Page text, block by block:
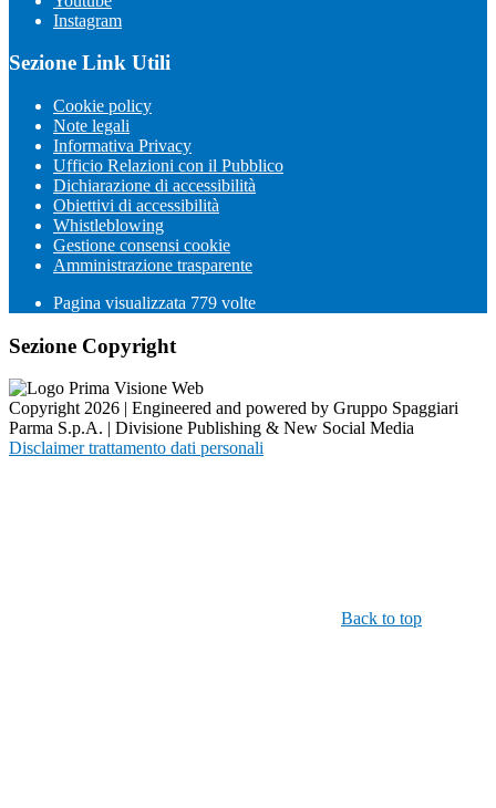
Instagram
Sezione Link Utili
Cookie policy
Note legali
Informativa Privacy
Ufficio Relazioni con il Pubblico
Dichiarazione di accessibilità
Obiettivi di accessibilità
Whistleblowing
Gestione consensi cookie
Amministrazione trasparente
Pagina visualizzata 779 volte
Sezione Copyright
Copyright 2026 | Engineered and powered by Gruppo Spaggiari
Parma S.p.A. | Divisione Publishing & New Social Media
Disclaimer trattamento dati personali
Back to top